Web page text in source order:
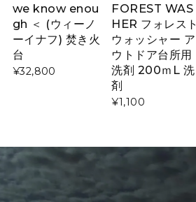
we know enou
gh ＜ (ウィーノ
ーイナフ) 焚き火
台
¥32,800
FOREST WAS
HER フォレスト
ウォッシャー ア
ウトドア台所用
洗剤 200ｍL 洗
剤
¥1,100